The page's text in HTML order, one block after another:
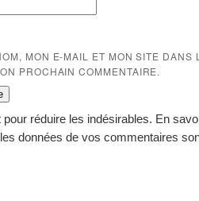
MON E-MAIL ET MON SITE DANS
PROCHAIN COMMENTAIRE.
réduire les indésirables. En
données de vos commentaires